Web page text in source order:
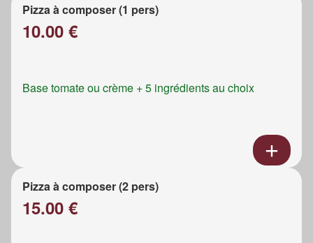
Pizza à composer (1 pers)
10.00 €
Base tomate ou crème + 5 ingrédients au choix
Pizza à composer (2 pers)
15.00 €